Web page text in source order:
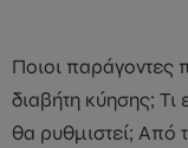
Ποιοι παράγοντες
διαβήτη κύησης;
θα ρυθμιστεί; Από